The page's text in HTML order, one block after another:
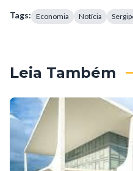
Tags: Economia Notícia
Leia Também